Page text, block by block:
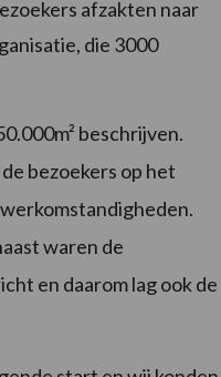
afzakten naar
die 3000
beschrijven.
bezoekers op het
waren de
en daarom lag ook de